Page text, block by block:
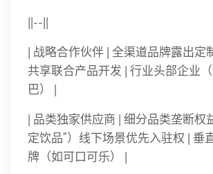
||--||
| 战略合作伙伴 | 全渠道品牌露出定
共享联合产品开发 | 行业头部企业
巴） |
| 品类独家供应商 | 细分品类垄断权
定饮品”）线下场景优先入驻权 | 垂
牌（如可口可乐） |